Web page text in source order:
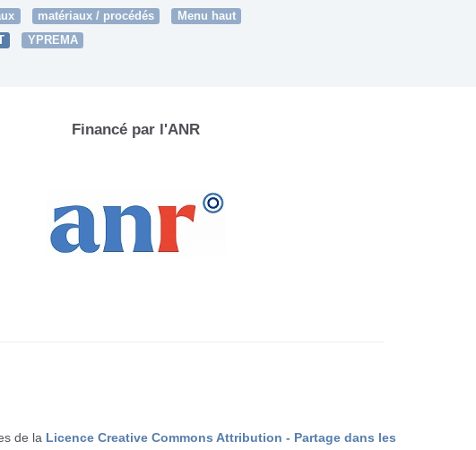
matériaux / procédés
Menu haut
YPREMA
Financé par l'ANR
de la Licence Creative Commons Attribution - Partage dans les